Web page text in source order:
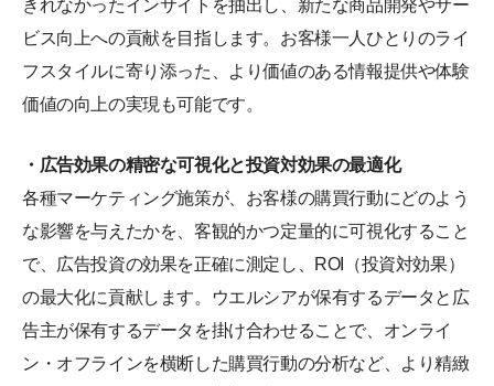
きれなかったインサイトを抽出し、新たな商品開発やサー
ビス向上への貢献を目指します。お客様一人ひとりのライ
フスタイルに寄り添った、より価値のある情報提供や体験
価値の向上の実現も可能です。
・広告効果の精密な可視化と投資対効果の最適化
各種マーケティング施策が、お客様の購買行動にどのよう
な影響を与えたかを、客観的かつ定量的に可視化すること
で、広告投資の効果を正確に測定し、ROI（投資対効果）
の最大化に貢献します。ウエルシアが保有するデータと広
告主が保有するデータを掛け合わせることで、オンライ
ン・オフラインを横断した購買行動の分析など、より精緻